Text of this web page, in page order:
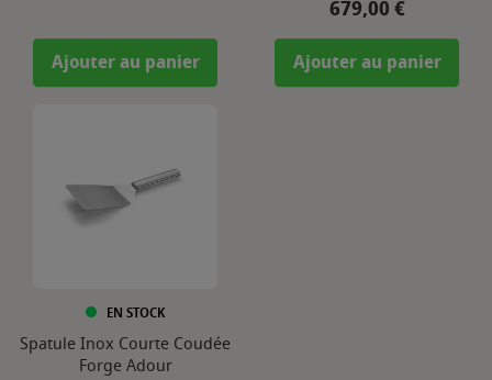
Ajouter au panier
Prix
679,00 €
Ajouter au panier
EN STOCK
Spatule Inox Courte Coudée
Forge Adour